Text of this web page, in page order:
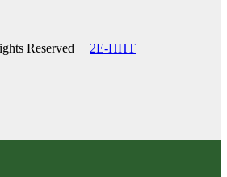
Reserved | 2E-HHT